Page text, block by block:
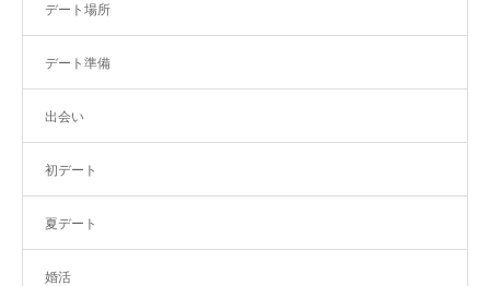
デート場所
デート準備
出会い
初デート
夏デート
婚活